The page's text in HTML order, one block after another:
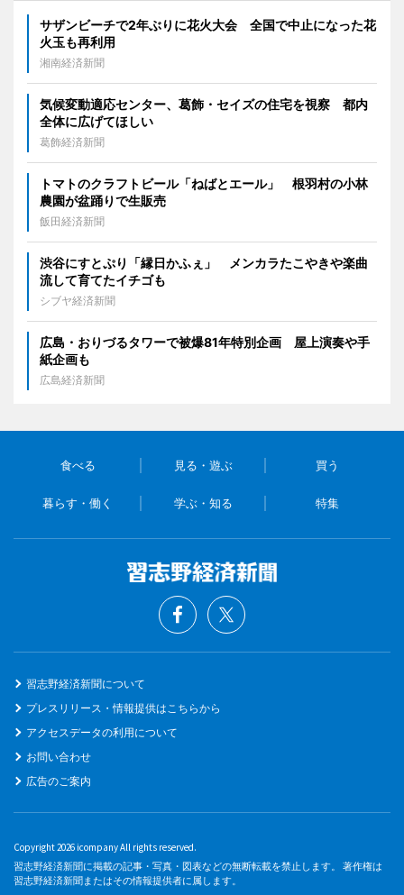
サザンビーチで2年ぶりに花火大会 全国で中止になった花
火玉も再利用
湘南経済新聞
気候変動適応センター、葛飾・セイズの住宅を視察 都内
全体に広げてほしい
葛飾経済新聞
トマトのクラフトビール「ねばとエール」 根羽村の小林
農園が盆踊りで生販売
飯田経済新聞
渋谷にすとぷり「縁日かふぇ」 メンカラたこやきや楽曲
流して育てたイチゴも
シブヤ経済新聞
広島・おりづるタワーで被爆81年特別企画 屋上演奏や手
紙企画も
広島経済新聞
食べる 見る・遊ぶ 買う
暮らす・働く 学ぶ・知る 特集
習志野経済新聞について
プレスリリース・情報提供はこちらから
アクセスデータの利用について
お問い合わせ
広告のご案内
Copyright 2026 icompany All rights reserved.
習志野経済新聞に掲載の記事・写真・図表などの無断転載を禁止します。 著作権は
習志野経済新聞またはその情報提供者に属します。